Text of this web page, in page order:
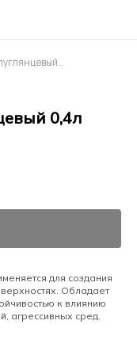
MONTANA Лак полуглянцевый 0,4л
0,4л
для создания
Обладает
к влиянию
агрессивных сред.